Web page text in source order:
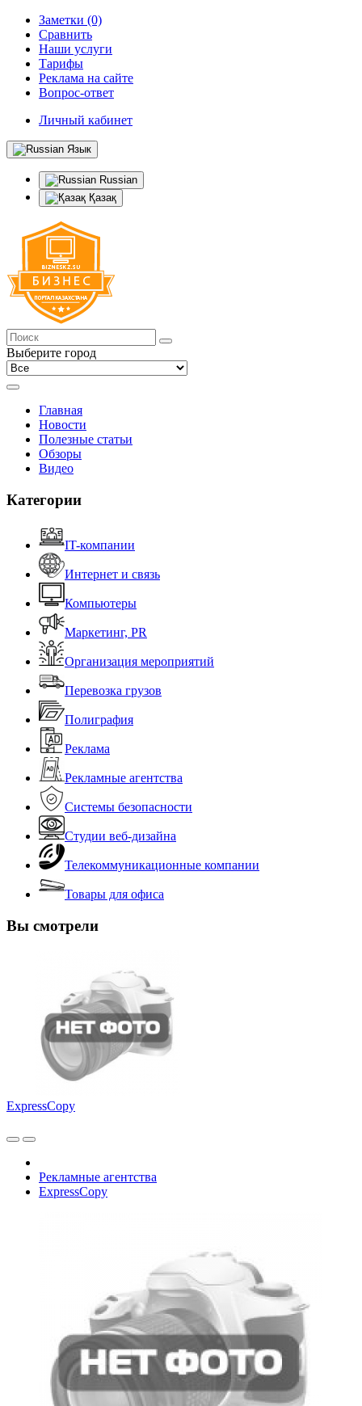
Заметки (0)
Сравнить
Наши услуги
Тарифы
Реклама на сайте
Вопрос-ответ
Личный кабинет
Язык
Russian
Қазақ
Выберите город
Главная
Новости
Полезные статьи
Обзоры
Видео
Категории
IT-компании
Интернет и связь
Компьютеры
Маркетинг, PR
Организация мероприятий
Перевозка грузов
Полиграфия
Реклама
Рекламные агентства
Системы безопасности
Студии веб-дизайна
Телекоммуникационные компании
Товары для офиса
Вы смотрели
ExpressCopy
Рекламные агентства
ExpressCopy